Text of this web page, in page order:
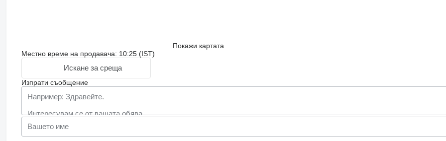
Покажи картата
Местно време на продавача: 10:25 (IST)
Искане за среща
Изпрати съобщение